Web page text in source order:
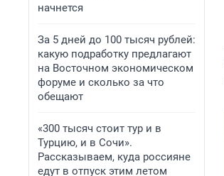
начнется
За 5 дней до 100 тысяч рублей:
какую подработку предлагают
на Восточном экономическом
форуме и сколько за что
обещают
«300 тысяч стоит тур и в
Турцию, и в Сочи».
Рассказываем, куда россияне
едут в отпуск этим летом